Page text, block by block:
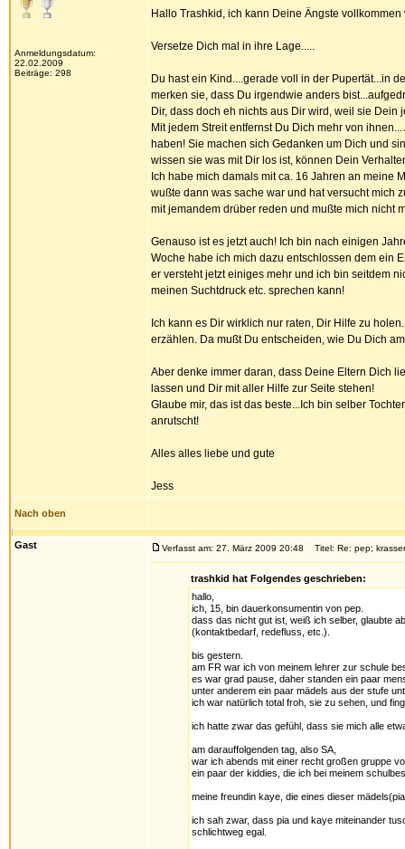
Anmeldungsdatum:
22.02.2009
Beiträge: 298
Hallo Trashkid, ich kann Deine Ängste
Versetze Dich mal in ihre Lage.....
Du hast ein Kind....gerade voll in der Pupertät...in
merken sie, dass Du irgendwie anders
Dir, dass doch eh nichts aus Dir wird, weil sie
Mit jedem Streit entfernst Du Dich mehr von
haben! Sie machen sich Gedanken um Dich und
wissen sie was mit Dir los ist, können Dein
Ich habe mich damals mit ca. 16 Jahren an meine
wußte dann was sache war und hat versucht mich
mit jemandem drüber reden und mußte mich nicht
Genauso ist es jetzt auch! Ich bin nach einigen
Woche habe ich mich dazu entschlossen dem ein
er versteht jetzt einiges mehr und ich bin seitdem
meinen Suchtdruck etc. sprechen kann!
Ich kann es Dir wirklich nur raten, Dir Hilfe zu
erzählen. Da mußt Du entscheiden, wie Du Dich
Aber denke immer daran, dass Deine Eltern Dich
lassen und Dir mit aller Hilfe zur Seite stehen!
Glaube mir, das ist das beste...Ich bin selber
anrutscht!
Alles alles liebe und gute
Jess
Nach oben
Gast Verfasst am: 27. März 2009 20:48 Titel: Re: pep;
trashkid hat Folgendes geschrieben:
hallo,
ich, 15, bin dauerkonsumentin von pep.
dass das nicht gut ist, weiß ich selber, glaubte
(kontaktbedarf, redefluss, etc.).
bis gestern.
am FR war ich von meinem lehrer zur schule
es war grad pause, daher standen ein paar
unter anderem ein paar mädels aus der stufe
ich war natürlich total froh, sie zu sehen, und
ich hatte zwar das gefühl, dass sie mich alle
am darauffolgenden tag, also SA,
war ich abends mit einer recht großen gruppe
ein paar der kiddies, die ich bei meinem
meine freundin kaye, die eines dieser
ich sah zwar, dass pia und kaye miteinander
schlichtweg egal.